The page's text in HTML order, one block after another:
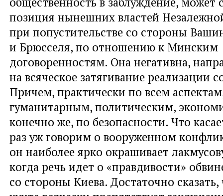
позиция нынешних властей
при попустительстве со стороны
и Брюсселя, по отношению к Минским
договоренностям. Она негативна,
на всяческое затягивание реализации
Причем, практически по всем
гуманитарным, политическим,
конечно же, по безопасности. Что
раз уж говорим о вооруженном
он наиболее ярко окрашивает
когда речь идет о «правдивости»
со стороны Киева. Достаточно сказать,